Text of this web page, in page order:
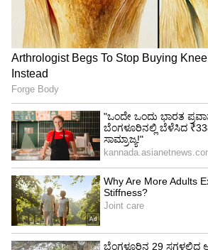
ಎಚ್‌ಡಿಕೆ, ಸಿದ್ದು ಏಟು, ಎದಿರೇಟು
ಎಚ್‌ಡಿಕೆ : ಕರ್ನಾಟಕ ಸರ್ಕಾರದ
ಉಳಿಸಿದೆ ಎನ್ನುವುದಾದರೆ ಇವರಿಗೆ ಭಾರತ
ಮಾಡಿ.
ಸಿದ್ದರಾಮಯ್ಯ: ರಾಜಕೀಯ ಭಾಷಣ
ಬರುತ್ತದೆ. ಭಾರತ ರತ್ನ ನಿಮಗೆ ಕೊಡೋಣ.
ಎಚ್‌ಡಿಕೆ: ನಾವು ಸಾಧನೆ ಮಾಡಿಲ್ಲ,
ಹೇಳುತ್ತಿರೋದು.